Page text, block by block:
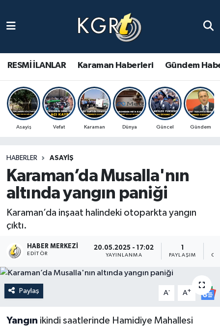
RESMİ İLANLAR Karaman Haberleri Gündem
Asayiş Vefat Karaman Dünya Güncel Gündem
HABERLER ASAYIŞ
Karaman’da Musalla'nın
altında yangın paniği
Karaman’da inşaat halindeki otoparkta yangın
çıktı.
HABER MERKEZI
EDITÖR
20.05.2025 - 17:02
YAYINLANMA
1
PAYLAŞIM
Paylaş A- A+
Yangın ikindi saatlerinde Hamidiye Mahallesi
Gündem Haberleri
Güncel Haberler
Spor Haberleri
Ulusal Haberler
Vefat Edenler